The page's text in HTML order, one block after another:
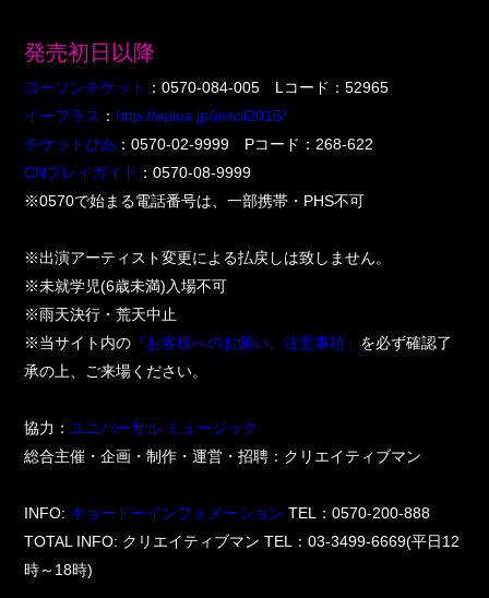
発売初日以降
ローソンチケット ：0570-084-005 Lコード：52965
イープラス ： http://eplus.jp/avicii2015/
チケットぴあ ：0570-02-9999 Pコード：268-622
CNプレイガイド ：0570-08-9999
※0570で始まる電話番号は、一部携帯・PHS不可
※出演アーティスト変更による払戻しは致しません。
※未就学児(6歳未満)入場不可
※雨天決行・荒天中止
※当サイト内の 「お客様へのお願い、注意事項」 を必ず確認了
承の上、ご来場ください。
協力：ユニバーサル ミュージック
総合主催・企画・制作・運営・招聘：クリエイティブマン
INFO: キョードーインフォメーション TEL：0570-200-888
TOTAL INFO: クリエイティブマン TEL：03-3499-6669(平日12
時～18時)